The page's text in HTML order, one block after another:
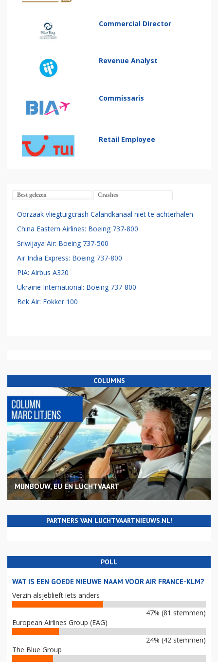
Commercial Director
Revenue Analyst
Commissaris
Retail Employee
Best gelezen Crashes
Oorzaak vliegtuigcrash Calandkanaal niet te achterhalen
China Eastern Airlines: Boeing 737-800
Sriwijaya Air: Boeing 737-500
Air India Express: Boeing 737-800
PIA: Airbus A320
Ukraine International: Boeing 737-800
Bek Air: Fokker 100
COLUMNS
MIJNBOUW, EU EN LUCHTVAART
PARTNERS VAN LUCHTVAARTNIEUWS.NL!
POLL
WAT IS EEN GOEDE NIEUWE NAAM VOOR AIR FRANCE-KLM?
Verzin alsjeblieft iets anders
47% (81 stemmen)
European Airlines Group (EAG)
24% (42 stemmen)
The Blue Group